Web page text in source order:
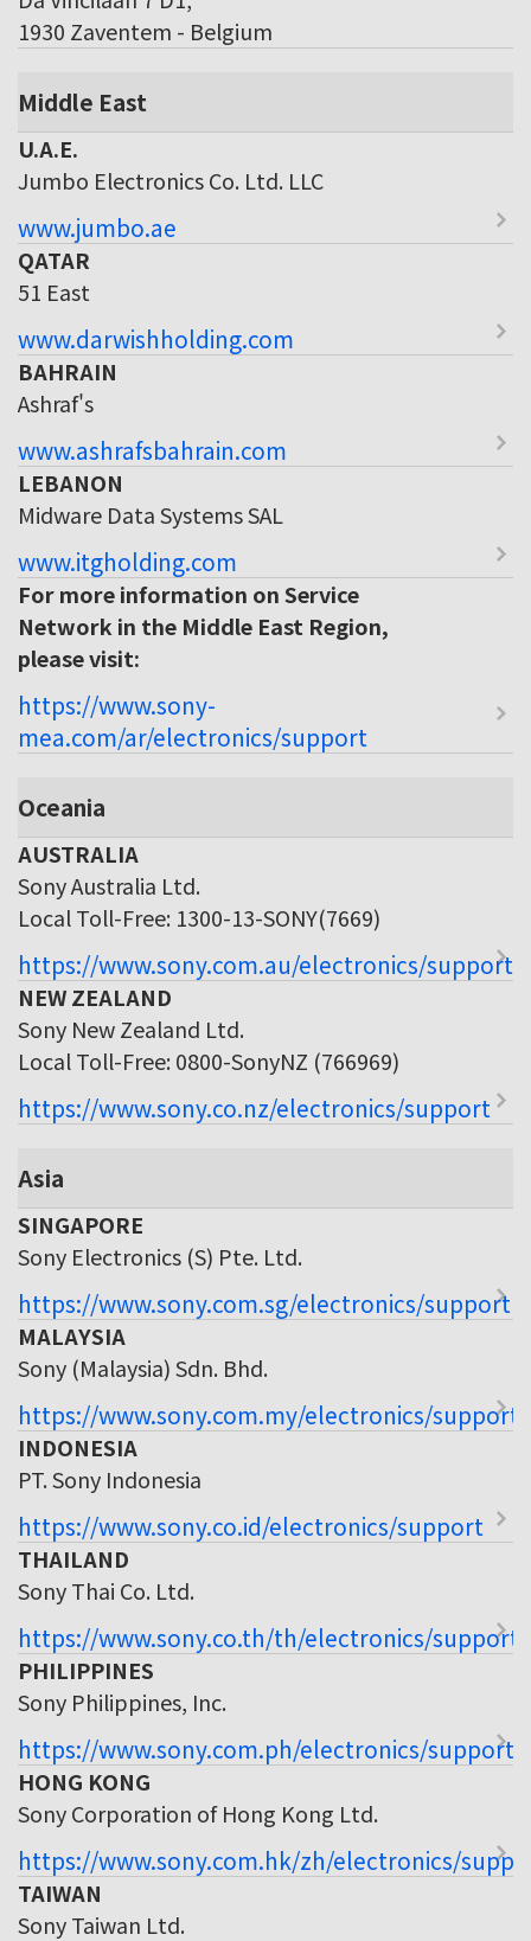
1930 Zaventem - Belgium
Middle East
U.A.E.
Jumbo Electronics Co. Ltd. LLC
www.jumbo.ae
QATAR
51 East
www.darwishholding.com
BAHRAIN
Ashraf's
www.ashrafsbahrain.com
LEBANON
Midware Data Systems SAL
www.itgholding.com
For more information on Service
Network in the Middle East Region,
please visit:
https://www.sony-
mea.com/ar/electronics/support
Oceania
AUSTRALIA
Sony Australia Ltd.
Local Toll-Free: 1300-13-SONY(7669)
https://www.sony.com.au/electronics/support
NEW ZEALAND
Sony New Zealand Ltd.
Local Toll-Free: 0800-SonyNZ (766969)
https://www.sony.co.nz/electronics/support
Asia
SINGAPORE
Sony Electronics (S) Pte. Ltd.
https://www.sony.com.sg/electronics/support
MALAYSIA
Sony (Malaysia) Sdn. Bhd.
https://www.sony.com.my/electronics/support
INDONESIA
PT. Sony Indonesia
https://www.sony.co.id/electronics/support
THAILAND
Sony Thai Co. Ltd.
https://www.sony.co.th/th/electronics/support
PHILIPPINES
Sony Philippines, Inc.
https://www.sony.com.ph/electronics/support
HONG KONG
Sony Corporation of Hong Kong Ltd.
https://www.sony.com.hk/zh/electronics/
TAIWAN
Sony Taiwan Ltd.